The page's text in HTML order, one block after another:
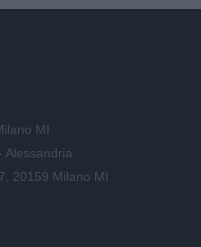
MI
Alessandria
20159 Milano MI